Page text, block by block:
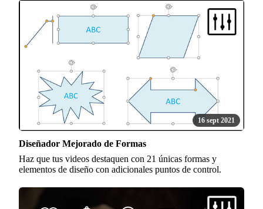
16 sept 2021
Diseñador Mejorado de Formas
Haz que tus videos destaquen con 21 únicas formas y
elementos de diseño con adicionales puntos de control.